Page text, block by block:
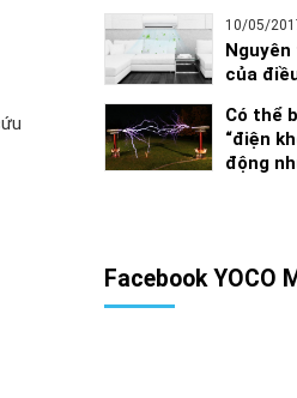
10/05/
của
Có thể
“điện
động
Facebook YOCO